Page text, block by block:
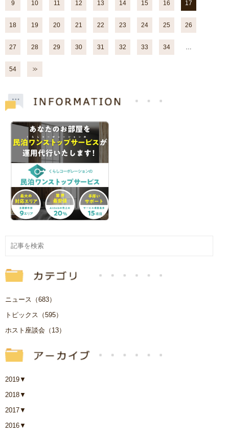
9 10 11 12 13 14 15 16 17
18 19 20 21 22 23 24 25 26
27 28 29 30 31 32 33 34
54
ニュース（683）
トピックス（595）
ホスト座談会（13）
2019▼
2018▼
2017▼
2016▼